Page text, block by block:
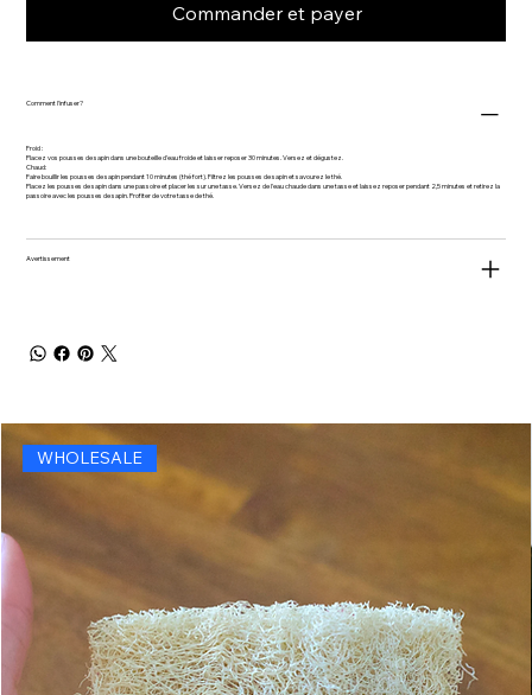
Commander et payer
Comment l'infuser?
Froid :
Placez vos pousses de sapin dans une bouteille d'eau froide et laisser reposer 30 minutes. Versez et dégustez.
Chaud:
Faire bouillir les pousses de sapin pendant 10 minutes (thé fort). Filtrez les pousses de sapin et savourez le thé.
Placez les pousses de sapin dans une passoire et placer les sur une tasse. Versez de l'eau chaude dans une tasse et laissez reposer pendant 2,5 minutes et retirez la
passoire avec les pousses de sapin. Profiter de votre tasse de thé.
Avertissement
WHOLESALE